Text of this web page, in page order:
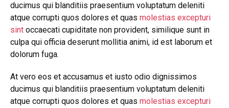
ducimus qui blanditiis praesentium voluptatum deleniti
atque corrupti quos dolores et quas molestias excepturi
sint occaecati cupiditate non provident, similique sunt in
culpa qui officia deserunt mollitia animi, id est laborum et
dolorum fuga.
At vero eos et accusamus et iusto odio dignissimos
ducimus qui blanditiis praesentium voluptatum deleniti
atque corrupti quos dolores et quas molestias excepturi